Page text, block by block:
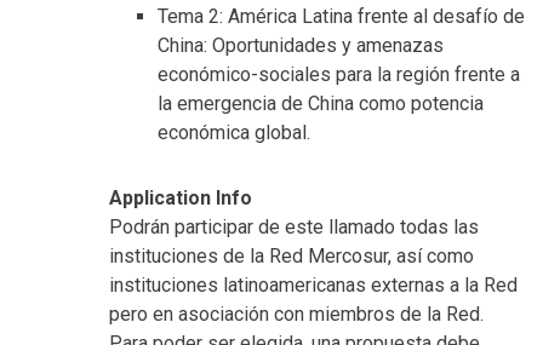
Tema 2: América Latina frente al desafío de
China: Oportunidades y amenazas
económico-sociales para la región frente a
la emergencia de China como potencia
económica global.
Application Info
Podrán participar de este llamado todas las
instituciones de la Red Mercosur, así como
instituciones latinoamericanas externas a la Red
pero en asociación con miembros de la Red.